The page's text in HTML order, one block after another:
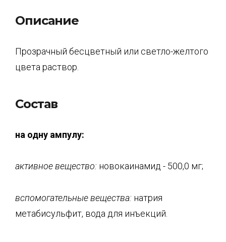
Описание
Прозрачный бесцветный или светло-желтого
цвета раствор.
Состав
на одну ампулу:
активное вещество: новокаинамид - 500,0 мг;
вспомогательные вещества: натрия
метабисульфит, вода для инъекций.